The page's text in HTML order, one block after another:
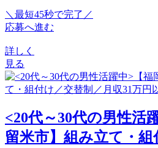
＼最短45秒で完了／
応募へ進む
詳しく
見る
<20代～30代の男性活
留米市】組み立て・組